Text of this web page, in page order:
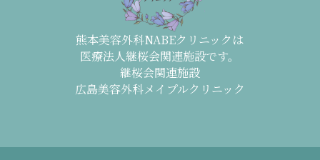
熊本美容外科NABEクリニックは
医療法人継桜会関連施設です。
継桜会関連施設
広島美容外科メイプルクリニック